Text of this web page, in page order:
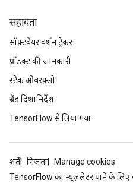
सहायता
सॉफ़्टवेयर वर्शन ट्रैकर
प्रॉडक्ट की जानकारी
स्टैक ओवरफ़्लो
ब्रैंड दिशानिर्देश
TensorFlow से लिया गया
शर्तें निजता
Manage cookies
TensorFlow का न्यूज़लेटर पाने के लिए